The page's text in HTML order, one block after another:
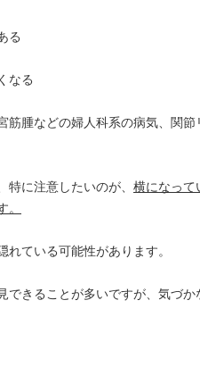
る
なる
筋腫などの婦人科系の病気、関
に注意したいのが、 横になって
ている可能性があります。
きることが多いですが、気づか